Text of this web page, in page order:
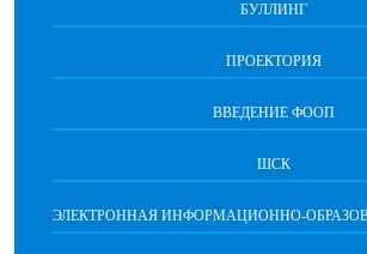
БУЛЛИНГ
ПРОЕКТОРИЯ
ВВЕДЕНИЕ ФООП
ШСК
ЭЛЕКТРОННАЯ ИНФОРМАЦИОННО-